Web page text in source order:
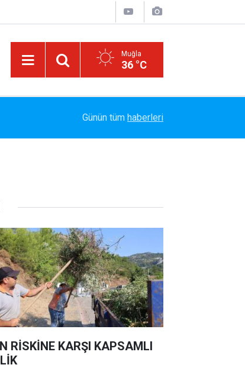
Muğla
36 °C
Bakanlık Veri Sunamadı: Metin Ergun'dan
Günün tüm haberleri
RİSKİNE KARŞI KAPSAMLI